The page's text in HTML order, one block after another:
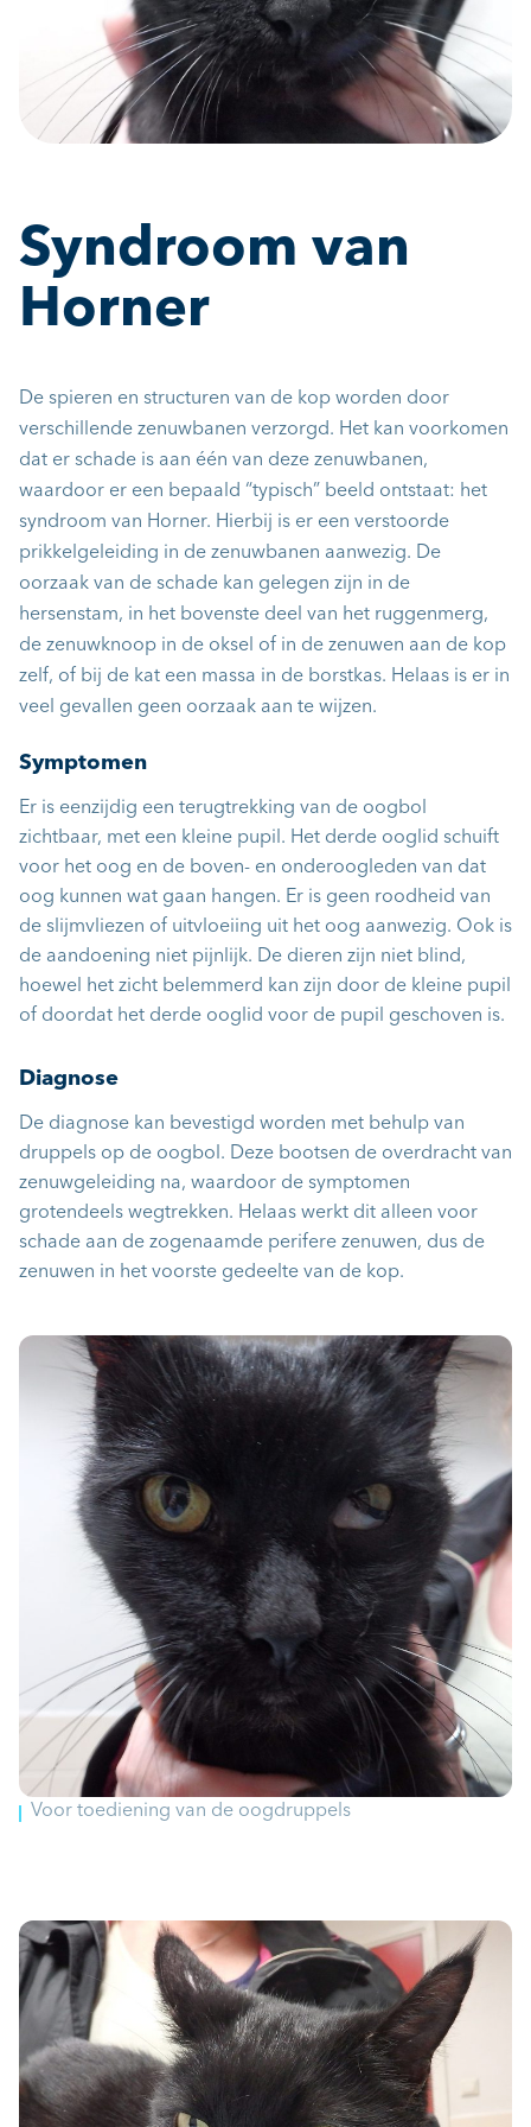
Syndroom van
Horner
De spieren en structuren van de kop worden door
verschillende zenuwbanen verzorgd. Het kan voorkomen
dat er schade is aan één van deze zenuwbanen,
waardoor er een bepaald “typisch” beeld ontstaat: het
syndroom van Horner. Hierbij is er een verstoorde
prikkelgeleiding in de zenuwbanen aanwezig. De
oorzaak van de schade kan gelegen zijn in de
hersenstam, in het bovenste deel van het ruggenmerg,
de zenuwknoop in de oksel of in de zenuwen aan de kop
zelf, of bij de kat een massa in de borstkas. Helaas is er in
veel gevallen geen oorzaak aan te wijzen.
Symptomen
Er is eenzijdig een terugtrekking van de oogbol
zichtbaar, met een kleine pupil. Het derde ooglid schuift
voor het oog en de boven- en onderoogleden van dat
oog kunnen wat gaan hangen. Er is geen roodheid van
de slijmvliezen of uitvloeiing uit het oog aanwezig. Ook is
de aandoening niet pijnlijk. De dieren zijn niet blind,
hoewel het zicht belemmerd kan zijn door de kleine pupil
of doordat het derde ooglid voor de pupil geschoven is.
Diagnose
De diagnose kan bevestigd worden met behulp van
druppels op de oogbol. Deze bootsen de overdracht van
zenuwgeleiding na, waardoor de symptomen
grotendeels wegtrekken. Helaas werkt dit alleen voor
schade aan de zogenaamde perifere zenuwen, dus de
zenuwen in het voorste gedeelte van de kop.
Voor toediening van de oogdruppels